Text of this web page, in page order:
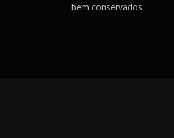
bem conservados.